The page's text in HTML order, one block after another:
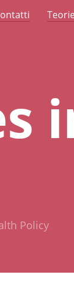
Policy